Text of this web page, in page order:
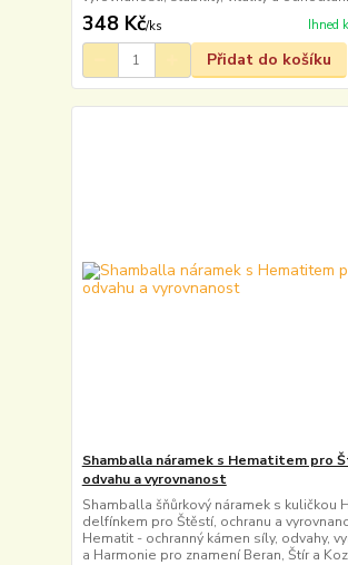
348 Kč/ks Ihned
Přidat do košíku
Shamballa náramek s Hematitem pro
odvahu a vyrovnanost
Shamballa šňůrkový náramek s kuličkou
delfínkem pro Štěstí, ochranu a
Hematit - ochranný kámen síly, odvahy,
a Harmonie pro znamení Beran, Štír a